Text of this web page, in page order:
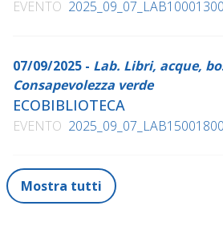
EVENTO 2025_09_07_LAB10001300
07/09/2025 - Lab. Libri, acque,
Consapevolezza verde
ECOBIBLIOTECA
EVENTO 2025_09_07_LAB15001800
Mostra tutti